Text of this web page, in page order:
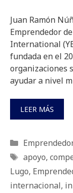
Juan Ramón
Emprendedor
International
fundada en el
organizaciones
ayudar a nivel
LEER MÁS
Categorías
Etiquetas
apoyo,
Lugo,
internacional,